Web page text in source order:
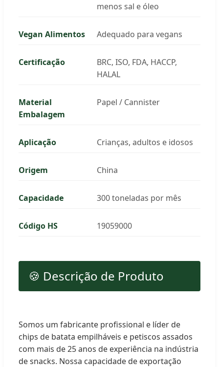
menos sal e óleo
Vegan Alimentos Adequado para vegans
Certificação
BRC, ISO, FDA, HACCP,
HALAL
Material
Embalagem
Papel / Cannister
Aplicação Crianças, adultos e idosos
Origem China
Capacidade 300 toneladas por mês
Código HS 19059000
🍪 Descrição de Produto
Somos um fabricante profissional e líder de
chips de batata empilháveis e petiscos assados
com mais de 25 anos de experiência na indústria
de snacks. Nossa capacidade de exportação